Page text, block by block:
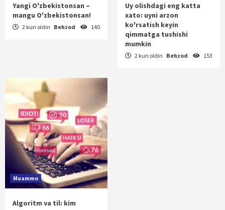
Yangi O'zbekistonsan –
mangu O'zbekistonsan!
2 kun oldin Behzod 140
Uy olishdagi eng katta
xato: uyni arzon
ko'rsatish keyin
qimmatga tushishi
mumkin
2 kun oldin Behzod 153
Muammo
Algoritm va til: kim